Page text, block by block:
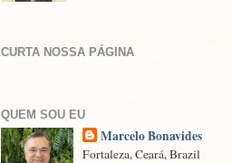
CURTA NOSSA PÁGINA
QUEM SOU EU
Marcelo Bonavides
Fortaleza, Ceará, Brazil